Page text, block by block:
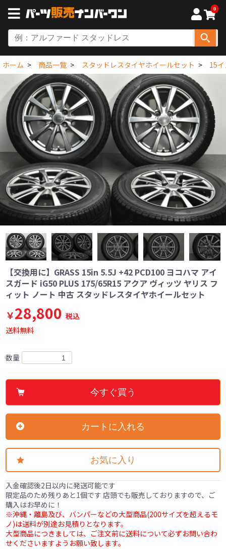
0
ホーム 商品一覧 スタッドレスタイヤホイールセット 15
【交換用に】GRASS 15in 5.5J +42 PCD100 ヨコハマ アイ
スガード iG50 PLUS 175/65R15 アクア ヴィッツ ヤリス フ
ィット ノート 中古 スタッドレスタイヤホイールセット
￥28,800 税込
送料無料
数量
今すぐ買う
カートに入れる
お気に入り
入金確認後2日以内に発送可能です
限定品のため残りあと1個です 店頭でも販売しておりますので、ご
購入はお早めに！
※沖縄・離島及び、バンパーなどの大型商品(200サイズを超えるモ
ノ)は送料が別途お見積りとなります。
大型商品につきましては、ご注文前に送料について必ずお問い合わ
せくださいますようお願い致します。